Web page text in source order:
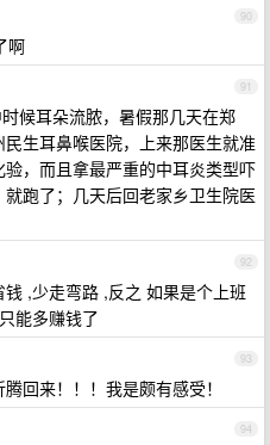
90
啊
91
候耳朵流脓，暑假那几天在郑
生耳鼻喉医院，上来那医生就准
，而且拿最严重的中耳炎类型吓
跑了；几天后回老家乡卫生院医
92
,少走弯路 ,反之 如果是个上班
能多赚钱了
93
回来！！！我是颇有感受！
94